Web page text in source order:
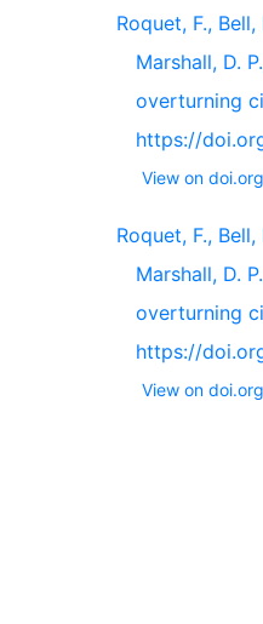
Roquet, F.,
Marshall, D.
overturning
https://
View on doi.org
Roquet, F.,
Marshall, D.
overturning
https://
View on doi.org